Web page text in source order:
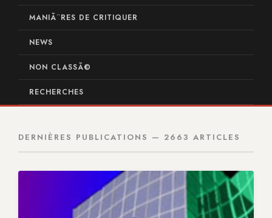
MANIÃ¨RES DE CRITIQUER
NEWS
NON CLASSÃ©
RECHERCHES
DERNIÈRES PUBLICATIONS — 2663 ARTICLES